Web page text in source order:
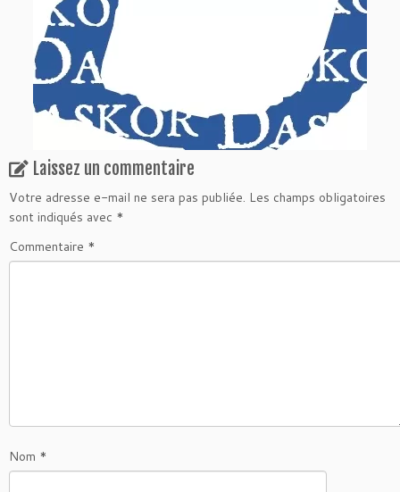
Laissez un commentaire
Votre adresse e-mail ne sera pas publiée. Les champs obligatoires
sont indiqués avec *
Commentaire *
Nom *